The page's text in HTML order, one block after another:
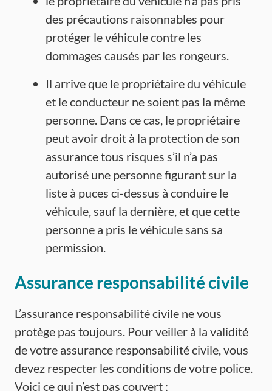
des précautions raisonnables pour
protéger le véhicule contre les
dommages causés par les rongeurs.
Il arrive que le propriétaire du véhicule
et le conducteur ne soient pas la même
personne. Dans ce cas, le propriétaire
peut avoir droit à la protection de son
assurance tous risques s’il n’a pas
autorisé une personne figurant sur la
liste à puces ci-dessus à conduire le
véhicule, sauf la dernière, et que cette
personne a pris le véhicule sans sa
permission.
Assurance responsabilité civile
L’assurance responsabilité civile ne vous
protège pas toujours. Pour veiller à la validité
de votre assurance responsabilité civile, vous
devez respecter les conditions de votre police.
Voici ce qui n’est pas couvert :